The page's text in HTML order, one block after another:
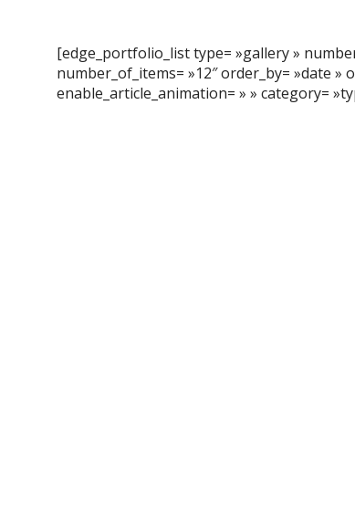
[edge_portfolio_list type= »gallery »
number_of_items= »12″ order_by= »date »
enable_article_animation= » » category=